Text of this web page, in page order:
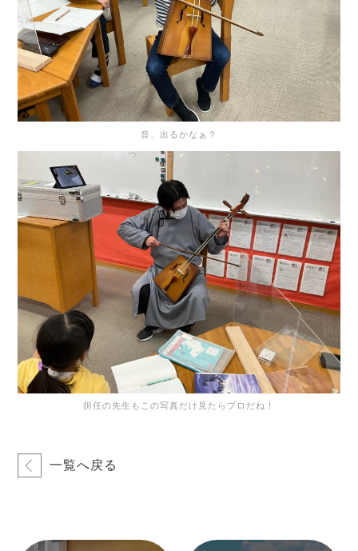
音、出るかなぁ？
担任の先生もこの写真だけ見たらプロだね！
一覧へ戻る